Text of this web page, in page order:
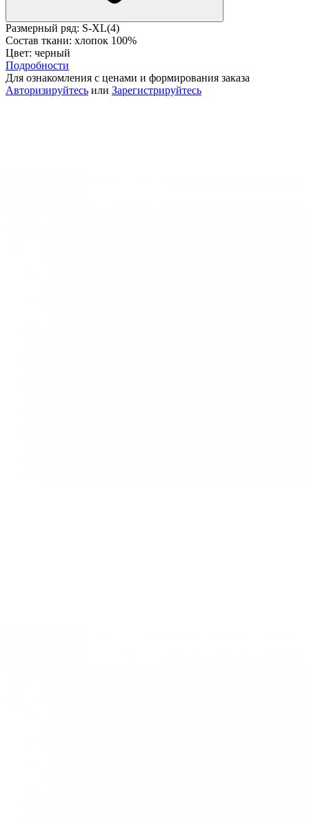
Размерный ряд: S-XL(4)
Состав ткани: хлопок 100%
Цвет: черный
Подробности
Для ознакомления с ценами и формирования заказа
Авторизируйтесь или Зарегистрируйтесь